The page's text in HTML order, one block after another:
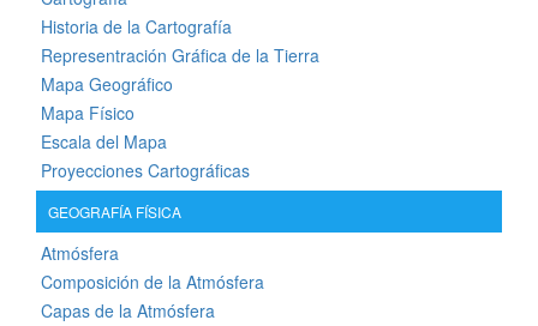
Historia de la Cartografía
Representración Gráfica de la Tierra
Mapa Geográfico
Mapa Físico
Escala del Mapa
Proyecciones Cartográficas
GEOGRAFÍA FÍSICA
Atmósfera
Composición de la Atmósfera
Capas de la Atmósfera